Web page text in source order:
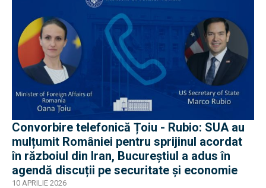
Convorbire telefonică Țoiu - Rubio: SUA au
mulțumit României pentru sprijinul acordat
în războiul din Iran, Bucureștiul a adus în
agendă discuții pe securitate și economie
10 APRILIE 2026